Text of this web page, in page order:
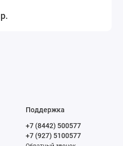
Поддержка
+7 (8442) 500577
+7 (927) 5100577